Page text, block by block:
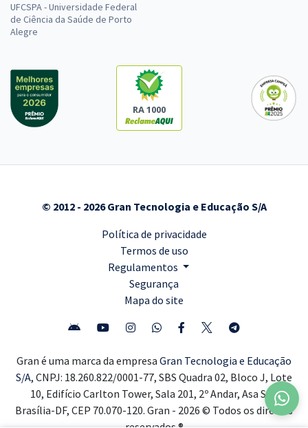
UFCSPA - Universidade Federal
de Ciência da Saúde de Porto
Alegre
RA 1000
© 2012 - 2026 Gran Tecnologia e Educação S/A
Política de privacidade
Termos de uso
Regulamentos
Segurança
Mapa do site
Gran é uma marca da empresa Gran Tecnologia e Educação
S/A, CNPJ: 18.260.822/0001-77, SBS Quadra 02, Bloco J, Lote
10, Edifício Carlton Tower, Sala 201, 2º Andar, Asa Sul,
Brasília-DF, CEP 70.070-120. Gran - 2026 © Todos os direitos